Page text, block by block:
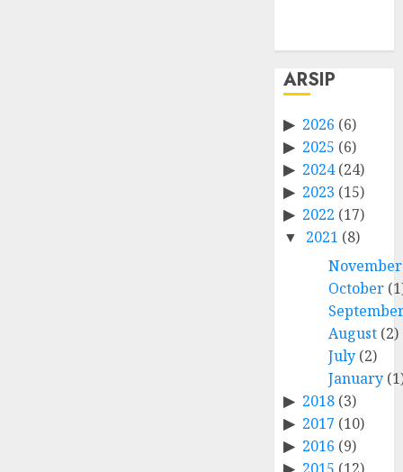
ARSIP
2026 (6)
2025 (6)
2024(24)
2023 (15)
2022 (17)
2021 (8)
November
October
August (2)
July (2)
January
2018 (3)
2017 (10)
2016 (9)